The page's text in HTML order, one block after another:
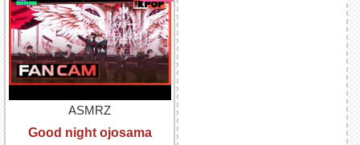
ASMRZ
Good night ojosama